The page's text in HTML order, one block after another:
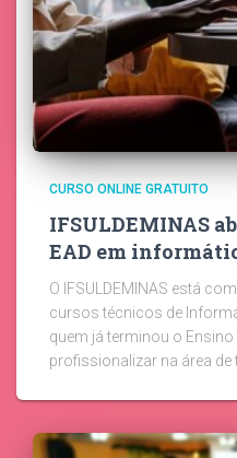
CURSO ONLINE GRATUITO
IFSULDEMINAS
EAD em
O IFSULDEMINAS está
cursos técnicos de
quem já terminou o Ensino
profissionalizar na área de